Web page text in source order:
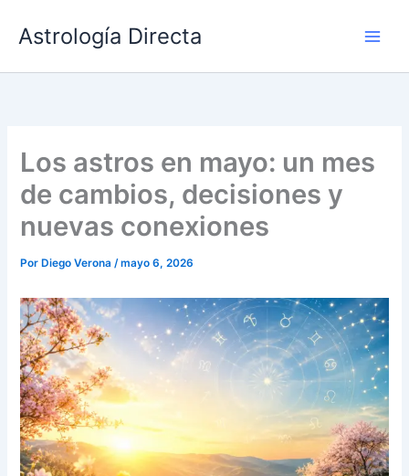
Astrología Directa
Los astros en mayo: un mes
de cambios, decisiones y
nuevas conexiones
Por Diego Verona/mayo 6, 2026